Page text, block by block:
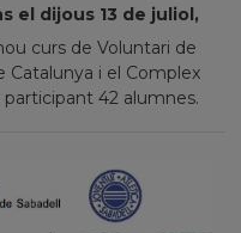
el dijous 13 de juliol,
curs de Voluntari de
Catalunya i el Complex
42 alumnes.